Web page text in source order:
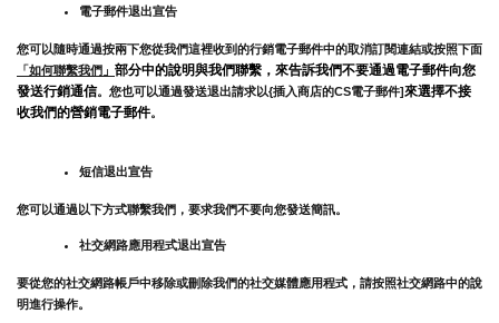
電子郵件退出宣告
您可以隨時通過按兩下您從我們這裡收到的行銷電子郵件中的取消訂閱連結或按照下面
「如何聯繫我們」 部分中的說明與我們聯繫，來告訴我們不要通過電子郵件向您
發送行銷通信。您也可以通過發送退出請求以{插入商店的CS電子郵件]來選擇不接
收我們的營銷電子郵件。
短信退出宣告
您可以通過以下方式聯繫我們，要求我們不要向您發送簡訊。
社交網路應用程式退出宣告
要從您的社交網路帳戶中移除或刪除我們的社交媒體應用程式，請按照社交網路中的說
明進行操作。